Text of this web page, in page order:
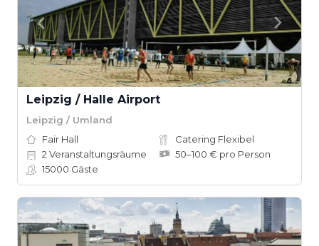
Leipzig / Halle Airport
Leipzig / Umland
Fair Hall
Catering Flexibel
2 Veranstaltungsräume
50–100 € pro Person
15000 Gäste